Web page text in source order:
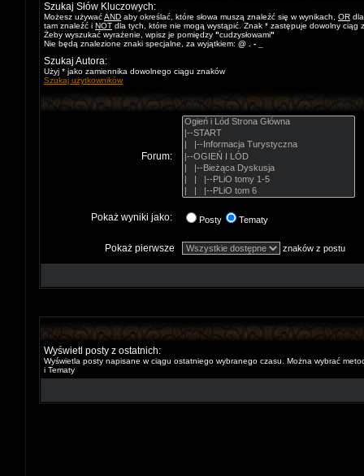
Szukaj Słów Kluczowych:
Możesz używaćAND aby określać, które słowa muszą znaleźć się w wynikach, OR
tam znaleźć i NOT dla tych, które nie mogą wystąpić. Znak * zastępuje dowolny ciąg
Żeby wyszukać wyrażenie, wpisz je pomiędzy "cudzysłowami"
Nie będą znalezione znaki specjalne, za wyjątkiem: @ . - _
Szukaj Autora:
Użyj * jako zamiennika dowolnego ciągu znaków
Szukaj użytkowników
Forum:
Pokaż wyniki jako: Posty Tematy
Pokaż pierwsze znaków z postu
Wyświetl posty z ostatnich:
Wyświetla posty napisane w ciągu ostatniego wybranego czasu. Można wybrać
i Tematy